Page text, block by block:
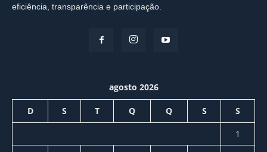
eficiência, transparência e participação.
agosto 2026
D S T Q Q S S
1